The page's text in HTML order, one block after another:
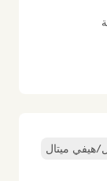
هيفي ميتال